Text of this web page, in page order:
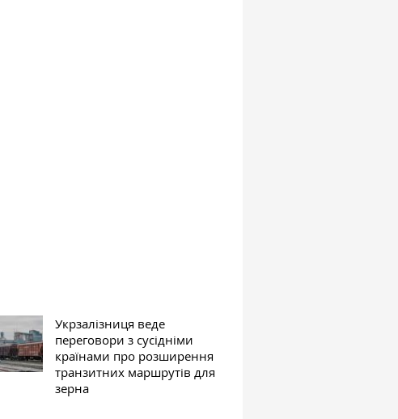
Укрзалізниця веде
переговори з сусідніми
країнами про розширення
транзитних маршрутів для
зерна